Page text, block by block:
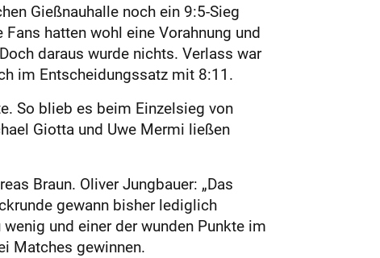
Gießnauhalle noch ein 9:5-Sieg
hatten wohl eine Vorahnung und
daraus wurde nichts. Verlass war
im Entscheidungssatz mit 8:11.
So blieb es beim Einzelsieg von
Giotta und Uwe Mermi ließen
Braun. Oliver Jungbauer: „Das
gewann bisher lediglich
und einer der wunden Punkte im
Matches gewinnen.